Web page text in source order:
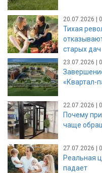
20.07.2026 |
Тихая
старых дач
23.07.2026 |
«Квартал-
22.07.2026 |
Почему
чаще
27.07.2026 |
Реальная
падает